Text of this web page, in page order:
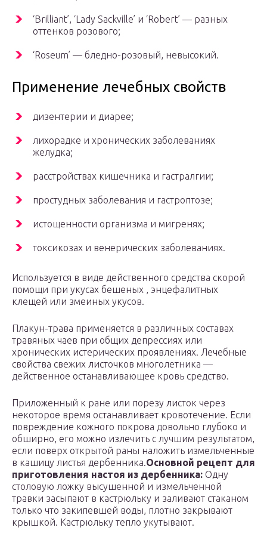
‘Brilliant’, ‘Lady Sackville’ и ‘Robert’ — разных
оттенков розового;
‘Roseum’ — бледно-розовый, невысокий.
Применение лечебных свойств
дизентерии и диарее;
лихорадке и хронических заболеваниях
желудка;
расстройствах кишечника и гастралгии;
простудных заболевания и гастроптозе;
истощенности организма и мигренях;
токсикозах и венерических заболеваниях.
Используется в виде действенного средства скорой
помощи при укусах бешеных , энцефалитных
клещей или змеиных укусов.
Плакун-трава применяется в различных составах
травяных чаев при общих депрессиях или
хронических истерических проявлениях. Лечебные
свойства свежих листочков многолетника —
действенное останавливающее кровь средство.
Приложенный к ране или порезу листок через
некоторое время останавливает кровотечение. Если
повреждение кожного покрова довольно глубоко и
обширно, его можно излечить с лучшим результатом,
если поверх открытой раны наложить измельченные
в кашицу листья дербенника.Основной рецепт для
приготовления настоя из дербенника: Одну
столовую ложку высушенной и измельченной
травки засыпают в кастрюльку и заливают стаканом
только что закипевшей воды, плотно закрывают
крышкой. Кастрюльку тепло укутывают.